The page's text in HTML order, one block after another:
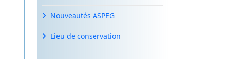
Nouveautés ASPEG
Lieu de conservation